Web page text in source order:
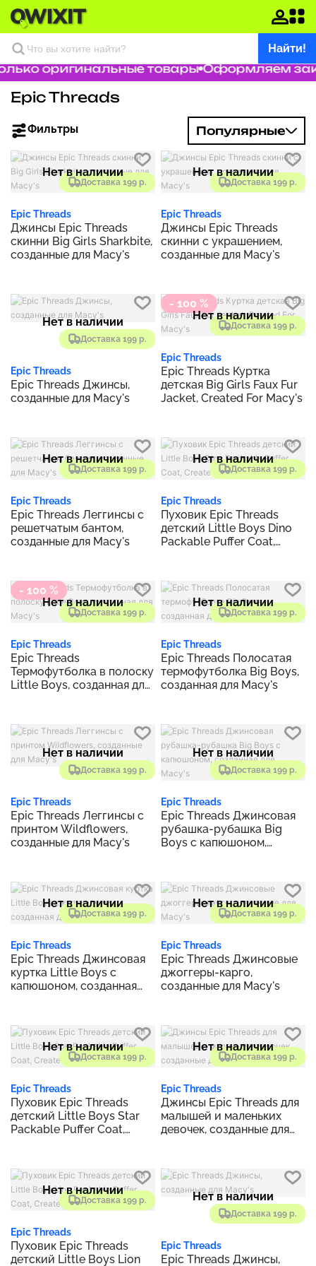
Найти!
оригинальные товары Оформляем
Epic Threads
Фильтры Популярные
Доставка 199 р.
Нет в наличии
Epic Threads
Джинсы Epic Threads
скинни Big Girls Sharkbite,
созданные для Macy's
Доставка 199 р.
Нет в наличии
Epic Threads
Джинсы Epic Threads
скинни с украшением,
созданные для Macy's
Доставка 199 р.
Нет в наличии
Epic Threads
Epic Threads Джинсы,
созданные для Macy's
- 100 %
Доставка 199 р.
Нет в наличии
Epic Threads
Epic Threads Куртка
детская Big Girls Faux Fur
Jacket, Created For Macy's
Доставка 199 р.
Нет в наличии
Epic Threads
Epic Threads Леггинсы с
решетчатым бантом,
созданные для Macy's
Доставка 199 р.
Нет в наличии
Epic Threads
Пуховик Epic Threads
детский Little Boys Dino
Packable Puffer Coat,
- 100 %
Доставка 199 р.
Нет в наличии
Epic Threads
Epic Threads
Термофутболка в полоску
Little Boys, созданная для
Доставка 199 р.
Нет в наличии
Epic Threads
Epic Threads Полосатая
термофутболка Big Boys,
созданная для Macy's
Доставка 199 р.
Нет в наличии
Epic Threads
Epic Threads Леггинсы с
принтом Wildflowers,
созданные для Macy's
Доставка 199 р.
Нет в наличии
Epic Threads
Epic Threads Джинсовая
рубашка-рубашка Big
Boys с капюшоном,
Доставка 199 р.
Нет в наличии
Epic Threads
Epic Threads Джинсовая
куртка Little Boys с
капюшоном, созданная
Доставка 199 р.
Нет в наличии
Epic Threads
Epic Threads Джинсовые
джоггеры-карго,
созданные для Macy's
Доставка 199 р.
Нет в наличии
Epic Threads
Пуховик Epic Threads
детский Little Boys Star
Packable Puffer Coat,
Доставка 199 р.
Нет в наличии
Epic Threads
Джинсы Epic Threads для
малышей и маленьких
девочек, созданные для
Доставка 199 р.
Нет в наличии
Epic Threads
Пуховик Epic Threads
детский Little Boys Lion
Доставка 199 р.
Нет в наличии
Epic Threads
Epic Threads Джинсы,